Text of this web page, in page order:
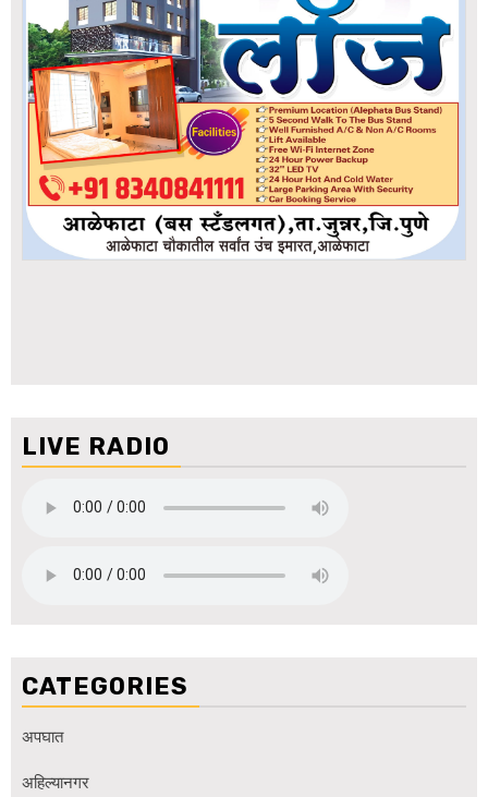
LIVE RADIO
CATEGORIES
अपघात
अहिल्यानगर